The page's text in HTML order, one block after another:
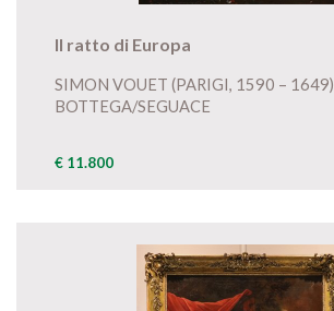
Il ratto di Europa
SIMON VOUET (PARIGI, 1590 – 1649)
BOTTEGA/SEGUACE
€ 11.800